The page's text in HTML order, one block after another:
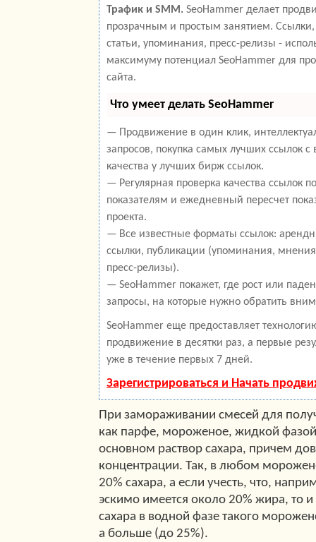
Трафик и SMM. SeoHammer делает
прозрачным и простым занятием.
статьи, упоминания, пресс-релизы -
максимуму потенциал SeoHammer для
сайта.
Что умеет делать SeoHammer
— Продвижение в один клик,
запросов, покупка самых лучших ссылок с
качества у лучших бирж ссылок.
— Регулярная проверка качества ссылок
показателям и ежедневный пересчет
проекта.
— Все известные форматы ссылок:
ссылки, публикации (упоминания,
пресс-релизы).
— SeoHammer покажет, где рост или
запросы, на которые нужно обратить
SeoHammer еще предоставляет
продвижение в десятки раз, а первые
уже в течение первых 7 дней.
Зарегистрироваться и Начать
При замораживании смесей для
как парфе, мороженое, жидкой фазой
основном раствор сахара, причем
концентрации. Так, в любом
20% сахара, а если учесть, что,
эскимо имеется около 20% жира, то
сахара в водной фазе такого
а больше (до 25%).